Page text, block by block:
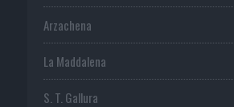
Arzachena
La Maddalena
S. T. Gallura